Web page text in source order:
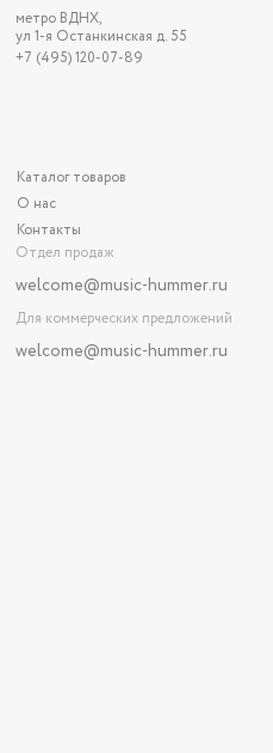
метро ВДНХ,
ул 1-я Останкинская д. 55
+7 (495) 120-07-89
Каталог товаров
О нас
Контакты
Отдел продаж
welcome@music-hummer.ru
Для коммерческих предложений
welcome@music-hummer.ru